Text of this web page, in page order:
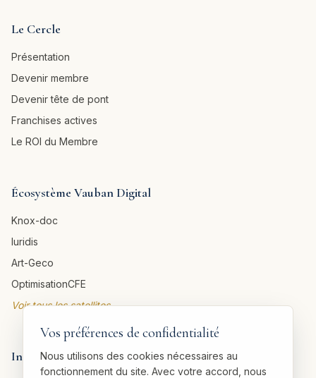
Le Cercle
Présentation
Devenir membre
Devenir tête de pont
Franchises actives
Le ROI du Membre
Écosystème Vauban Digital
Knox-doc
Iuridis
Art-Geco
OptimisationCFE
Voir tous les satellites →
Informations légales
Vos préférences de confidentialité
Nous utilisons des cookies nécessaires au
fonctionnement du site. Avec votre accord, nous